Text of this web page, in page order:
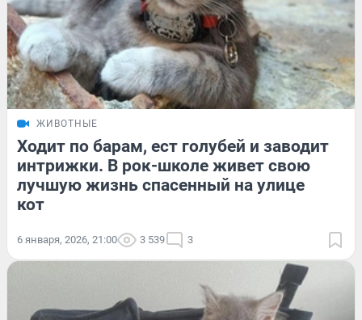
ЖИВОТНЫЕ
Ходит по барам, ест голубей и заводит
интрижки. В рок-школе живет свою
лучшую жизнь спасенный на улице
кот
6 января, 2026, 21:00 3 539 3